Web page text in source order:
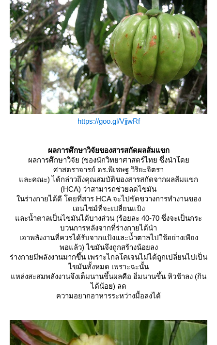
https://goo.gl/VjjwRf
ผลการศึกษาวิจัยของสารสกัดผลส้มแขก
ผลการศึกษาวิจัย (ของนักวิทยาศาสตร์ไทย ซึ่งนำโด
ศาสตราจารย์ ดร.พิเชษฐ วิริยะจิตรา
ละคณะ) ได้กล่าวถึงคุณสมบัติของสารสกัดจากผลส้มแขก
(HCA) ว่าสามารถช่วยลดไขมัน
นร่างกายได้ดี โดยที่สาร HCA จะไปขัดขวางการทำงานของ
เอนไซม์ที่จะเปลี่ยนแป้ง
ละน้ำตาลเป็นไขมันได้บางส่วน (ร้อยละ 40-70 ซึ่งจะเป็นกระ
บวนการหลังจากที่ร่างกายได้นำ
เอาพลังงานที่ควรได้รับจากแป้งและน้ำตาลไปใช้อย่างเพียง
พอแล้ว) ไขมันจึงถูกสร้างน้อยลง
ร่างกายมีพลังงานมากขึ้น เพราะไกลโคเจนไม่ได้ถูกเปลี่ยนไปเป็น
ไขมันทั้งหมด เพราะฉะนั้น
หล่งสะสมพลังงานจึงเต็มนานขึ้นผลคือ อิ่มนานขึ้น หิวช้าลง (กิน
ได้น้อย) ลด
ความอยากอาหารระหว่างมื้อลงได้